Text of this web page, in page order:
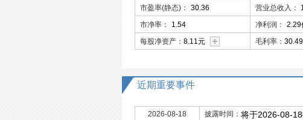
市盈率(静态)：
30.36 营业总收入：
市净率：
1.54 净利润： 2.29
每股净资产： 8.11元 毛利率：
近期重要事件
2026-08-18 披露时间： 将于2026-08-18